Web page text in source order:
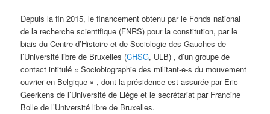
Depuis la fin 2015, le financement obtenu par le Fonds national
de la recherche scientifique (FNRS) pour la constitution, par le
biais du Centre d’Histoire et de Sociologie des Gauches de
l’Université libre de Bruxelles (CHSG, ULB) , d’un groupe de
contact intitulé « Sociobiographie des militant-e-s du mouvement
ouvrier en Belgique » , dont la présidence est assurée par Eric
Geerkens de l’Université de Liège et le secrétariat par Francine
Bolle de l’Université libre de Bruxelles.